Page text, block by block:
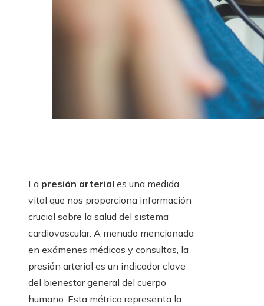
La presión arterial es una medida
vital que nos proporciona información
crucial sobre la salud del sistema
cardiovascular. A menudo mencionada
en exámenes médicos y consultas, la
presión arterial es un indicador clave
del bienestar general del cuerpo
humano. Esta métrica representa la